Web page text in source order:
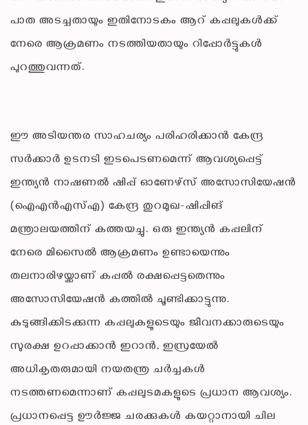
പാത അടച്ചതായും ഇതിനോടകം ആറ് കപ്പലുകൾക്ക്
നേരെ ആക്രമണം നടത്തിയതായും റിപ്പോർട്ടുകൾ
പുറത്തുവന്നത്.
ഈ അടിയന്തര സാഹചര്യം പരിഹരിക്കാൻ കേന്ദ്ര
സർക്കാർ ഉടനടി ഇടപെടണമെന്ന് ആവശ്യപ്പെട്ട്
ഇന്ത്യൻ നാഷണൽ ഷിപ്പ് ഓണേഴ്‌സ് അസോസിയേഷൻ
(ഐഎൻഎസ്എ) കേന്ദ്ര തുറമുഖ-ഷിപ്പിങ്
മന്ത്രാലയത്തിന് കത്തയച്ചു. ഒരു ഇന്ത്യൻ കപ്പലിന്
നേരെ മിസൈൽ ആക്രമണം ഉണ്ടായെന്നും
തലനാരിഴയ്ക്കാണ് കപ്പൽ രക്ഷപ്പെട്ടതെന്നും
അസോസിയേഷൻ കത്തിൽ ചൂണ്ടിക്കാട്ടുന്നു.
കുടുങ്ങിക്കിടക്കുന്ന കപ്പലുകളുടെയും ജീവനക്കാരുടെയും
സുരക്ഷ ഉറപ്പാക്കാൻ ഇറാൻ, ഇസ്രയേൽ
അധികൃതരുമായി നയതന്ത്ര ചർച്ചകൾ
നടത്തണമെന്നാണ് കപ്പലുടമകളുടെ പ്രധാന ആവശ്യം.
പ്രധാനപ്പെട്ട ഊർജ്ജ ചരക്കുകൾ കയറ്റാനായി ചില